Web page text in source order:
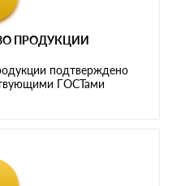
ПРОДУКЦИИ
подтверждено
ГОСТами